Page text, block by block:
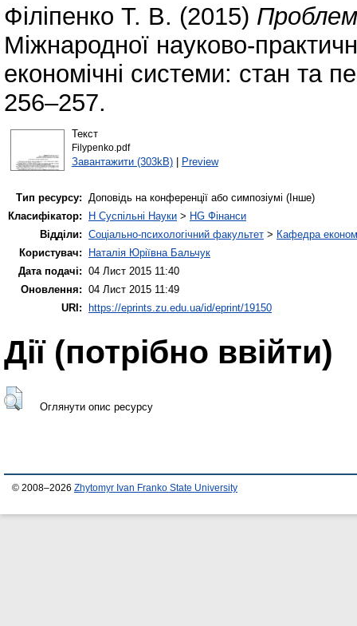
Філіпенко Т. В. (2015)
Міжнародної науково-
економічні системи: стан та
256–257.
Текст
Filypenko.pdf
Завантажити (303kB)| Preview
Тип ресурсу: Доповідь на конференції або симпозіумі (Інше)
Класифікатор:
H Суспільні Науки > HG Фінанси
Відділи: Соціально-психологічний факультет > Кафедра
Користувач:
Наталія Юріївна Бальчук
Дата подачі: 04 Лист 2015 11:40
Оновлення: 04 Лист 2015 11:49
URI:
https://eprints.zu.edu.ua/id/eprint/19150
Дії ​​(потрібно ввійти)
Оглянути опис ресурсу
© 2008–2026 Zhytomyr Ivan Franko State University